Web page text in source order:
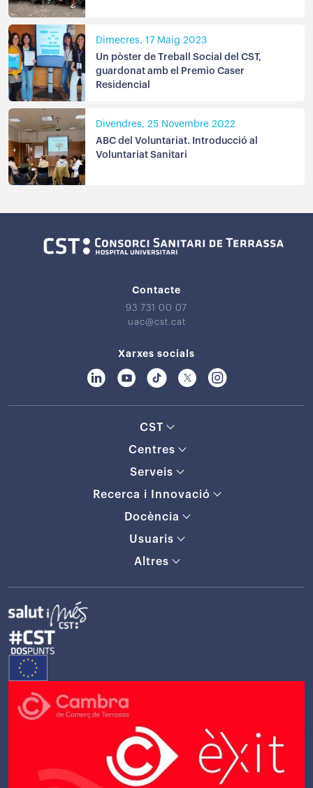
Dimecres, 17 Maig 2023
Un pòster de Treball Social del CST,
guardonat amb el Premio Caser
Residencial
Divendres, 25 Novembre 2022
ABC del Voluntariat. Introducció al
Voluntariat Sanitari
Contacte
93 731 00 07
uac@cst.cat
Xarxes socials
CST
Centres
Serveis
Recerca i Innovació
Docència
Usuaris
Altres